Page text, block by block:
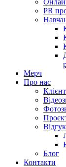
PR
Мерч
Про нас
Блог
Контакти